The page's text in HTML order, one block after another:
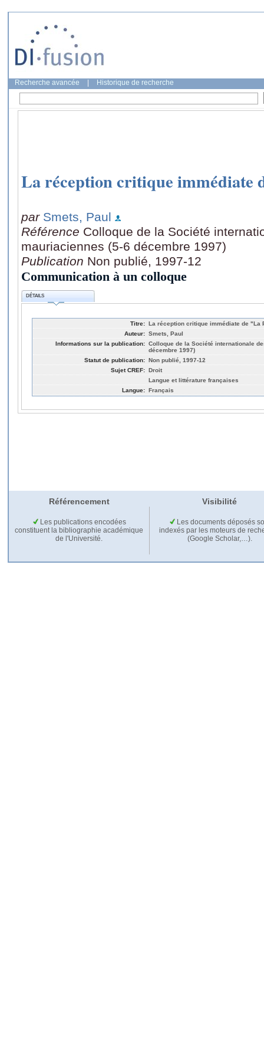
Recherche avancée Historique de recherche
La réception critique immédiate
par Smets, Paul
Référence Colloque de la Société
mauriaciennes (5-6 décembre 1997)
Publication Non publié, 1997-12
Communication à un colloque
DÉTAILS
Titre: La réception critique immédiate de "La
Auteur: Smets, Paul
Informations sur la publication: Colloque de la Société internationale
décembre 1997)
Statut de publication: Non publié, 1997-12
Sujet CREF: Droit
Langue et littérature françaises
Langue: Français
Référencement Visibilité
Les publications encodées
constituent la bibliographie académique
de l'Université.
Les documents déposés
indexés par les moteurs de
(Google Scholar,…).